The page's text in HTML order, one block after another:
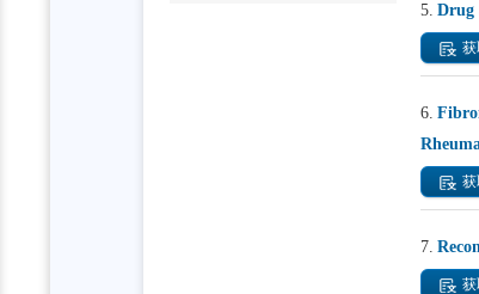
5. Drug
获
6.
获
7.
获